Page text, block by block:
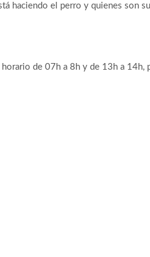
haciendo el perro y quienes son
de 07h a 8h y de 13h a 14h,